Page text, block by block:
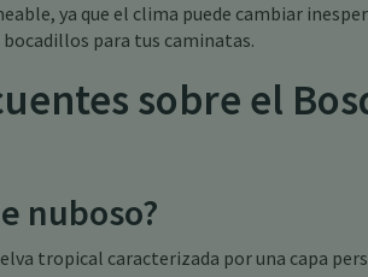
ya que el clima puede cambiar
para tus caminatas.
sobre el
nuboso?
tropical caracterizada por una capa